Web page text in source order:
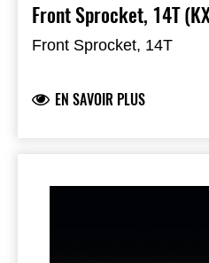
Front Sprocket, 14T
Front Sprocket, 14T
EN SAVOIR PLUS